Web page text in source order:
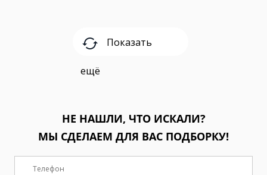
Показать
ещё
НЕ НАШЛИ, ЧТО ИСКАЛИ?
МЫ СДЕЛАЕМ ДЛЯ ВАС ПОДБОРКУ!